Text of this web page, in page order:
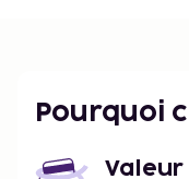
Pourquoi